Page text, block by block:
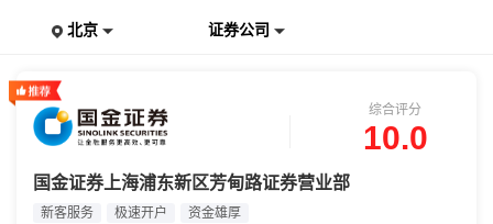
北京 证券公司
综合评分
10.0
国金证券上海浦东新区芳甸路证券营业部
新客服务 极速开户
资金雄厚